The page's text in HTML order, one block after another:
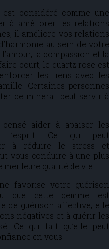
considéré comme une
à améliorer les relations
il améliore vos relations
au sein de votre
la compassion et la
court, le quartz rose est
les liens avec les
Certaines personnes
ce minerai peut servir à
aider à apaiser les
Ce qui peut
à réduire le stress et
vous conduire à une plus
meilleure qualité de vie.
favorise votre guérison
que cette gemme est
de guérison affective, elle
négatives et à guérir les
Ce qui fait qu’elle peut
en vous.